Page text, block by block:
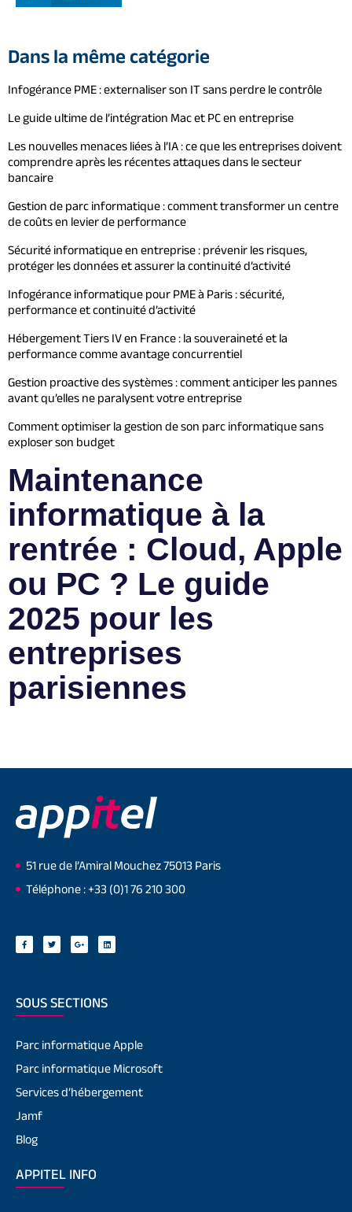
Dans la même catégorie
Infogérance PME : externaliser son IT sans perdre le contrôle
Le guide ultime de l’intégration Mac et PC en entreprise
Les nouvelles menaces liées à l’IA : ce que les entreprises doivent
comprendre après les récentes attaques dans le secteur
bancaire
Gestion de parc informatique : comment transformer un centre
de coûts en levier de performance
Sécurité informatique en entreprise : prévenir les risques,
protéger les données et assurer la continuité d’activité
Infogérance informatique pour PME à Paris : sécurité,
performance et continuité d’activité
Hébergement Tiers IV en France : la souveraineté et la
performance comme avantage concurrentiel
Gestion proactive des systèmes : comment anticiper les pannes
avant qu’elles ne paralysent votre entreprise
Comment optimiser la gestion de son parc informatique sans
exploser son budget
Maintenance
informatique à la
rentrée : Cloud, Apple
ou PC ? Le guide
2025 pour les
entreprises
parisiennes
51 rue de l’Amiral Mouchez 75013 Paris
Téléphone : +33 (0)1 76 210 300
SOUS SECTIONS
Parc informatique Apple
Parc informatique Microsoft
Services d’hébergement
Jamf
Blog
APPITEL INFO